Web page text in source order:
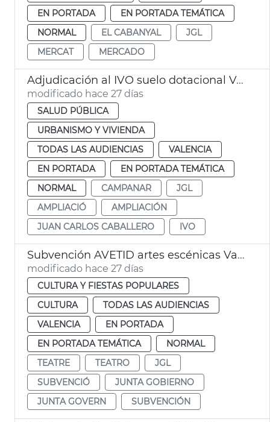
EN PORTADA
EN PORTADA TEMÁTICA
NORMAL
EL CABANYAL
JGL
MERCAT
MERCADO
Adjudicación al IVO suelo dotacional València
modificado hace 27 días
SALUD PÚBLICA
URBANISMO Y VIVIENDA
TODAS LAS AUDIENCIAS
VALENCIA
EN PORTADA
EN PORTADA TEMÁTICA
NORMAL
CAMPANAR
JGL
AMPLIACIÓ
AMPLIACIÓN
JUAN CARLOS CABALLERO
IVO
Subvención AVETID artes escénicas València
modificado hace 27 días
CULTURA Y FIESTAS POPULARES
CULTURA
TODAS LAS AUDIENCIAS
VALENCIA
EN PORTADA
EN PORTADA TEMÁTICA
NORMAL
TEATRE
TEATRO
JGL
SUBVENCIÓ
JUNTA GOBIERNO
JUNTA GOVERN
SUBVENCIÓN